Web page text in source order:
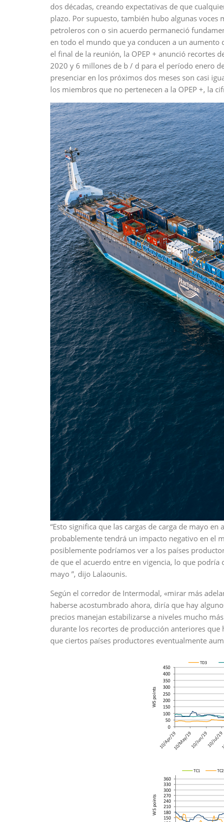
dos décadas, creando expectativas de que
plazo. Por supuesto, también hubo algunas
petroleros con o sin acuerdo permaneció
en todo el mundo que ya conducen a un
el final de la reunión, la OPEP + anunció recortes
2020 y 6 millones de b / d para el período enero
presenciar en los próximos dos meses son casi
los miembros que no pertenecen a la OPEP +, la
“Esto significa que las cargas de carga de mayo
probablemente tendrá un impacto negativo en el
posiblemente podríamos ver a los países
de que el acuerdo entre en vigencia, lo que
mayo ”, dijo Lalaounis.
Según el corredor de Intermodal, «mirar más
haberse acostumbrado ahora, diría que hay
precios manejan estabilizarse a niveles mucho
durante los recortes de producción anteriores
que ciertos países productores eventualmente